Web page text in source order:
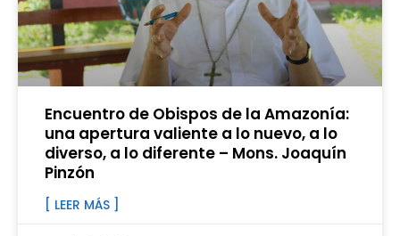
Encuentro de Obispos de la Amazonía:
una apertura valiente a lo nuevo, a lo
diverso, a lo diferente – Mons. Joaquín
Pinzón
[ LEER MÁS ]